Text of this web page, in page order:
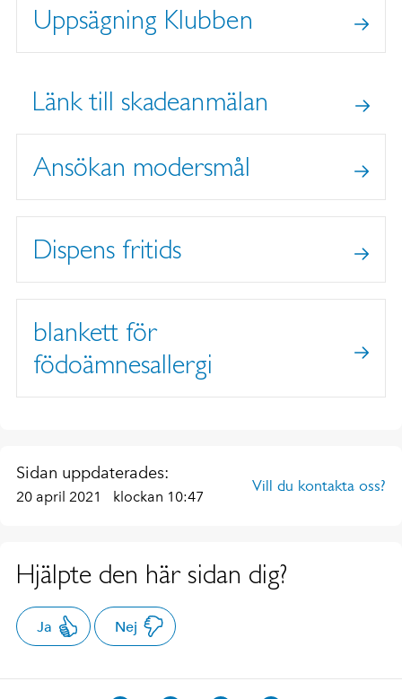
Uppsägning Klubben
Länk till skadeanmälan
Ansökan modersmål
Dispens fritids
blankett för
födoämnesallergi
Sidan uppdaterades:
20 april 2021 klockan 10:47
Vill du kontakta oss?
Hjälpte den här sidan dig?
Ja Nej